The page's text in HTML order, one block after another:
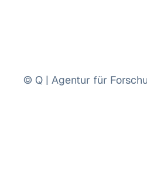
© Q | Agentur für